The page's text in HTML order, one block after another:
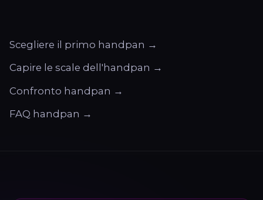
Scegliere il primo handpan →
Capire le scale dell'handpan →
Confronto handpan →
FAQ handpan →